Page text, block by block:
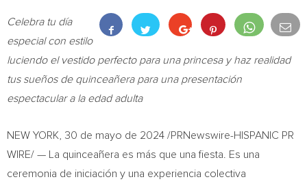
Celebra tu día
especial con estilo
luciendo el vestido perfecto para una princesa y haz realidad
tus sueños de quinceañera para una presentación
espectacular a la edad adulta
NEW YORK 30 de mayo de 2024 /PRNewswire-HISPANIC PR
WIRE/ — La quinceañera es más que una fiesta. Es una
ceremonia de iniciación y una experiencia colectiva